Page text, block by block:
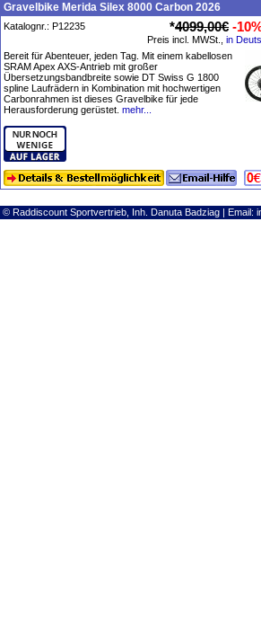
Gravelbike Merida Silex 8000 Carbon 2026
Katalognr.: P12235 *4099,00€ -
Preis incl. MWSt., in
Bereit für Abenteuer, jeden Tag. Mit einem kabellosen
SRAM Apex AXS-Antrieb mit großer
Übersetzungsbandbreite sowie DT Swiss G 1800
spline Laufrädern in Kombination mit hochwertigen
Carbonrahmen ist dieses Gravelbike für jede
Herausforderung gerüstet. mehr...
© Raddiscount Sportvertrieb, Inh. Danuta Badziag | Email: